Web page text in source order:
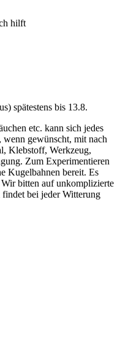
hilft
spätestens bis 13.8.
etc. kann sich jedes
gewünscht, mit nach
Klebstoff, Werkzeug,
Zum Experimentieren
Kugelbahnen bereit. Es
Wir bitten auf unkomplizierte
bei jeder Witterung